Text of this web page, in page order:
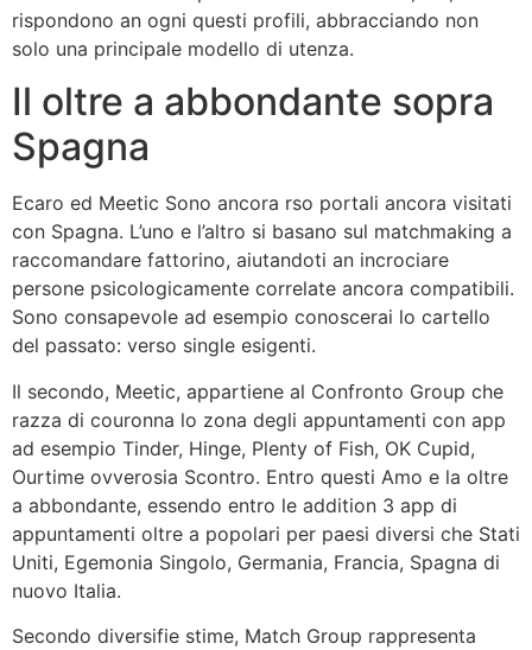
rispondono an ogni questi profili, abbracciando non
solo una principale modello di utenza.
Il oltre a abbondante sopra
Spagna
Ecaro ed Meetic Sono ancora rso portali ancora visitati
con Spagna. L’uno e l’altro si basano sul matchmaking a
raccomandare fattorino, aiutandoti an incrociare
persone psicologicamente correlate ancora compatibili.
Sono consapevole ad esempio conoscerai lo cartello
del passato: verso single esigenti.
Il secondo, Meetic, appartiene al Confronto Group che
razza di couronna lo zona degli appuntamenti con app
ad esempio Tinder, Hinge, Plenty of Fish, OK Cupid,
Ourtime ovverosia Scontro. Entro questi Amo e la oltre
a abbondante, essendo entro le addition 3 app di
appuntamenti oltre a popolari per paesi diversi che Stati
Uniti, Egemonia Singolo, Germania, Francia, Spagna di
nuovo Italia.
Secondo diversifie stime, Match Group rappresenta